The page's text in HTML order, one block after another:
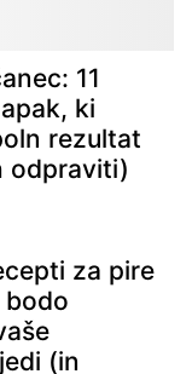
11
ki
rezultat
odpraviti)
za pire
bodo
(in